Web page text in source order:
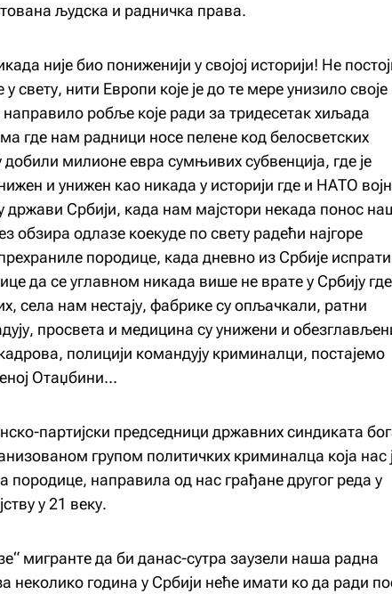
људска и радничка права.
није био пониженији у својој историји! Не
свету, нити Европи које је до те мере унизило своје
робље које ради за тридесетак хиљада
где нам радници носе пелене код белосветских
добили милионе евра сумњивих субвенција, где је
и унижен као никада у историји где и НАТО
Србији, када нам мајстори некада понос
обзира одлазе коекуде по свету радећи најгоре
породице, када дневно из Србије
да се углавном никада више не врате у Србију где
села нам нестају, фабрике су опљачкали, ратни
просвета и медицина су унижени и
полицији командују криминалци, постајемо
Отаџбини…
партијски председници државних синдиката
групом политичких криминалца која нас
породице, направила од нас грађане другог реда у
у 21 веку.
мигранте да би данас-сутра заузели наша радна
неколико година у Србији неће имати ко да ради